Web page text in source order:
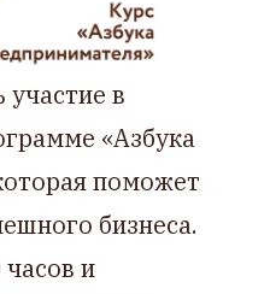
в
«Азбука
поможет
бизнеса.
и